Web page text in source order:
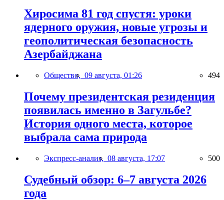
Хиросима 81 год спустя: уроки
ядерного оружия, новые угрозы и
геополитическая безопасность
Азербайджана
Общество, 09 августа, 01:26 494
Почему президентская резиденция
появилась именно в Загульбе?
История одного места, которое
выбрала сама природа
Экспресс-анализ, 08 августа, 17:07 500
Судебный обзор: 6–7 августа 2026
года